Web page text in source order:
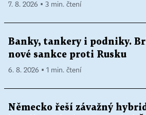
7. 8. 2026 ▪ 3 min. čtení
Banky, tankery i podniky.
nové sankce proti Rusku
6. 8. 2026 ▪ 1 min. čtení
Německo řeší závažný